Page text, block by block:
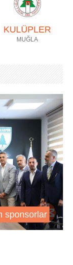
KULÜPLER
MUĞLA
sponsorlar